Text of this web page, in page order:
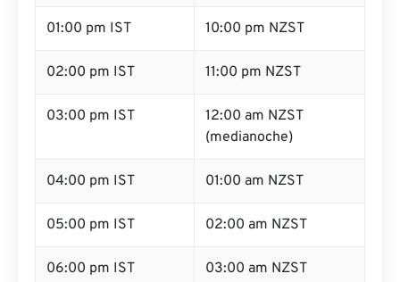
01:00 pm IST 10:00 pm NZST
02:00 pm IST 11:00 pm NZST
03:00 pm IST
12:00 am NZST
(medianoche)
04:00 pm IST 01:00 am NZST
05:00 pm IST 02:00 am NZST
06:00 pm IST 03:00 am NZST